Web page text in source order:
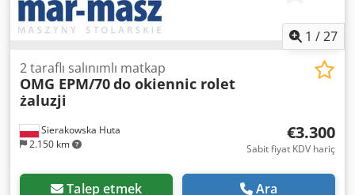
1 /27
Sierakowska Huta
2.150 km
2 taraflı salınımlı matkap
OMG EPM/70do okiennic rolet
żaluzji
€3.300
Sabit fiyat KDV hariç
Talep etmek Ara